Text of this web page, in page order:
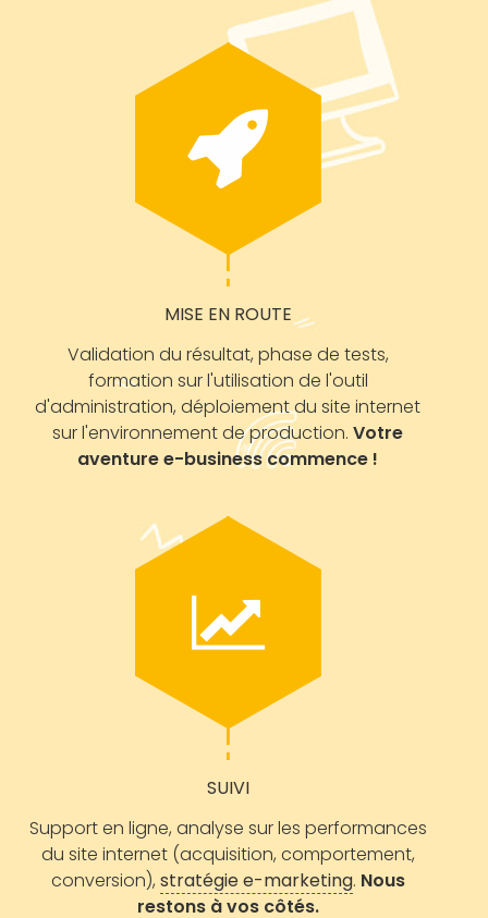
MISE EN ROUTE
Validation du résultat, phase de tests,
formation sur l'utilisation de l'outil
d'administration, déploiement du site internet
sur l'environnement de production. Votre
aventure e-business commence !
SUIVI
Support en ligne, analyse sur les performances
du site internet (acquisition, comportement,
conversion), stratégie e-marketing. Nous
restons à vos côtés.